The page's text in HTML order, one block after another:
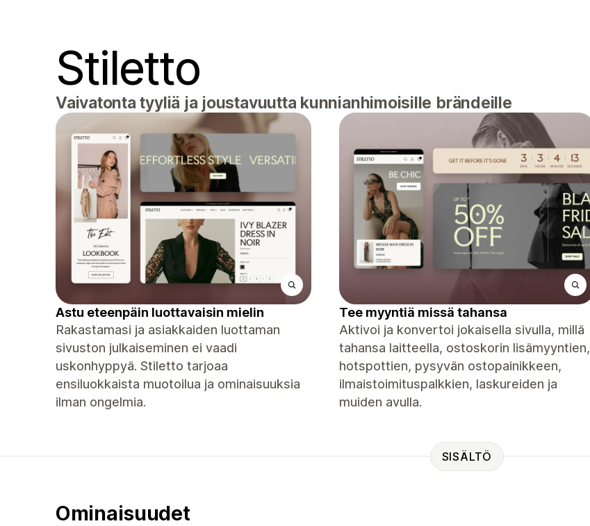
Stiletto
Vaivatonta tyyliä ja joustavuutta kunnianhimoisille brändeille
Astu eteenpäin luottavaisin mielin
Rakastamasi ja asiakkaiden luottaman
sivuston julkaiseminen ei vaadi
uskonhyppyä. Stiletto tarjoaa
ensiluokkaista muotoilua ja ominaisuuksia
ilman ongelmia.
Tee myyntiä missä tahansa
Aktivoi ja konvertoi jokaisella sivulla, millä
tahansa laitteella, ostoskorin lisämyyntien,
hotspottien, pysyvän ostopainikkeen,
ilmaistoimituspalkkien, laskureiden ja
muiden avulla.
SISÄLTÖ
Ominaisuudet